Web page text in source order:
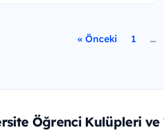
« Önceki 1 …
Öğrenci Kulüpleri ve